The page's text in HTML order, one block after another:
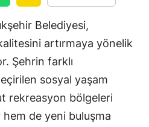
Belediyesi,
artırmaya yönelik
Şehrin farklı
sosyal yaşam
rekreasyon bölgeleri
hem de yeni buluşma